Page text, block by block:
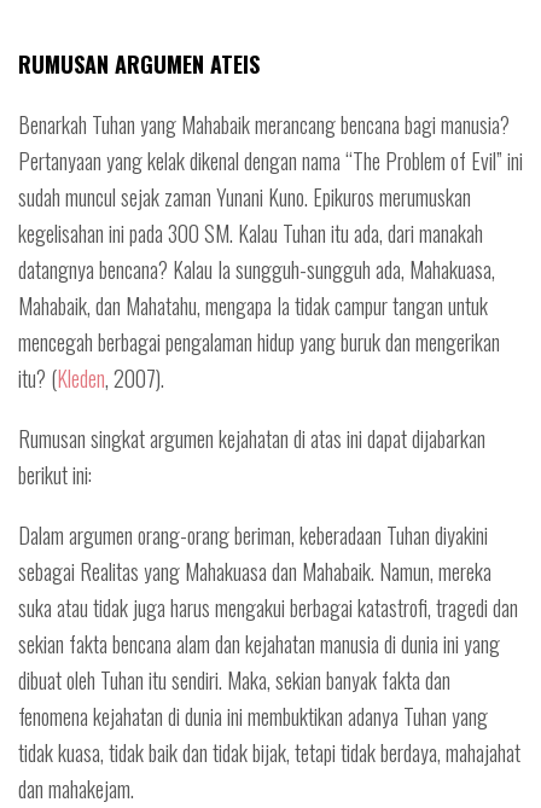
RUMUSAN ARGUMEN ATEIS
Benarkah Tuhan yang Mahabaik merancang bencana bagi manusia?
Pertanyaan yang kelak dikenal dengan nama “The Problem of Evil” ini
sudah muncul sejak zaman Yunani Kuno. Epikuros merumuskan
kegelisahan ini pada 300 SM. Kalau Tuhan itu ada, dari manakah
datangnya bencana? Kalau Ia sungguh-sungguh ada, Mahakuasa,
Mahabaik, dan Mahatahu, mengapa Ia tidak campur tangan untuk
mencegah berbagai pengalaman hidup yang buruk dan mengerikan
itu? (Kleden, 2007).
Rumusan singkat argumen kejahatan di atas ini dapat dijabarkan
berikut ini:
Dalam argumen orang-orang beriman, keberadaan Tuhan diyakini
sebagai Realitas yang Mahakuasa dan Mahabaik. Namun, mereka
suka atau tidak juga harus mengakui berbagai katastrofi, tragedi dan
sekian fakta bencana alam dan kejahatan manusia di dunia ini yang
dibuat oleh Tuhan itu sendiri. Maka, sekian banyak fakta dan
fenomena kejahatan di dunia ini membuktikan adanya Tuhan yang
tidak kuasa, tidak baik dan tidak bijak, tetapi tidak berdaya, mahajahat
dan mahakejam.